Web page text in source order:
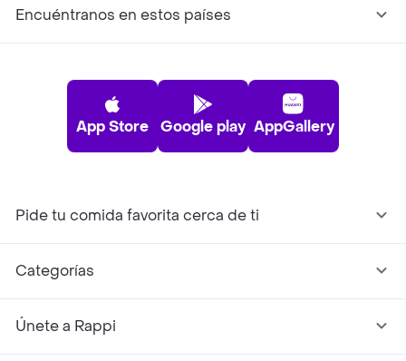
Encuéntranos en estos países
App Store Google play AppGallery
Pide tu comida favorita cerca de ti
Categorías
Únete a Rappi